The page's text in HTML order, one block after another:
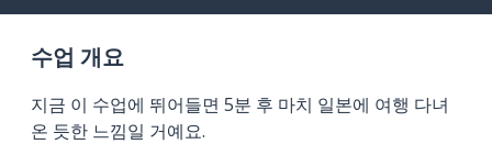
수업 개요
지금 이 수업에 뛰어들면 5분 후 마치 일본에 여행 다녀
온 듯한 느낌일 거예요.